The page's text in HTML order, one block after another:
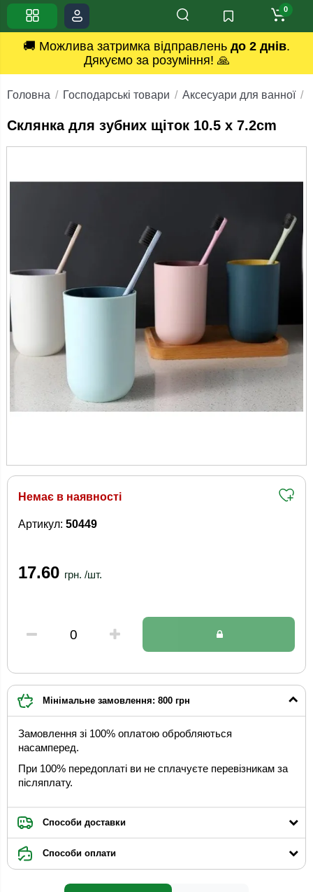
🚚 Можлива затримка відправлень до 2 днів.
Дякуємо за розуміння! 🙏
0
Головна Господарські товари Аксесуари для ванної
Склянка для зубних щіток 10.5 x 7.2cm
Немає в наявності
Артикул: 50449
17.60 грн. /шт.
Мінімальне замовлення: 800 грн
Замовлення зі 100% оплатою обробляються
насамперед.
При 100% передоплаті ви не сплачуєте перевізникам за
післяплату.
Способи доставки
Способи оплати